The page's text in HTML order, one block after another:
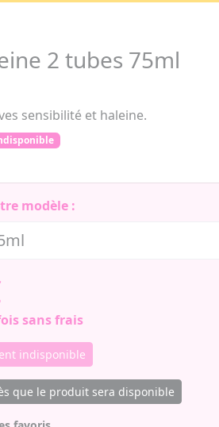
2 tubes 75ml
sensibilité et haleine.
modèle :
sans frais
indisponible
que le produit sera disponible